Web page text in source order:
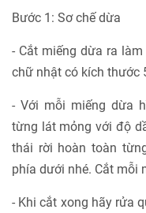
Bước 1: Sơ chế dừa
- Cắt miếng dừa ra
chữ nhật có kích thước
- Với mỗi miếng dừa
từng lát mỏng với độ
thái rời hoàn toàn
phía dưới nhé. Cắt mỗi
- Khi cắt xong hãy rửa